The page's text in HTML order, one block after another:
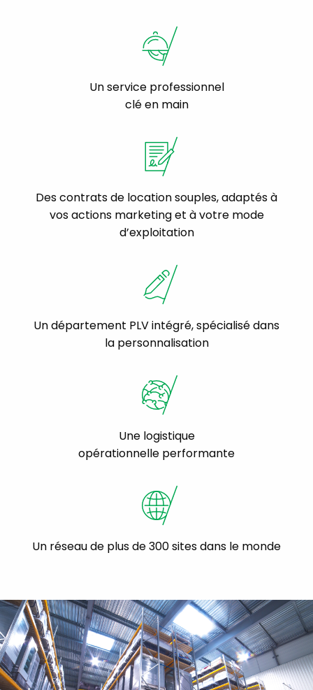
Un service professionnel
clé en main
Des contrats de location souples, adaptés à
vos actions marketing et à votre mode
d’exploitation
Un département PLV intégré, spécialisé dans
la personnalisation
Une logistique
opérationnelle performante
Un réseau de plus de 300 sites dans le monde